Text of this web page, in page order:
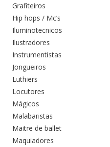
Grafiteiros
Hip hops / Mc’s
Iluminotecnicos
Ilustradores
Instrumentistas
Jongueiros
Luthiers
Locutores
Mágicos
Malabaristas
Maitre de ballet
Maquiadores